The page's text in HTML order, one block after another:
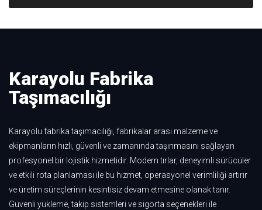
Karayolu Fabrika
Taşımacılığı
Karayolu fabrika taşımacılığı, fabrikalar arası malzeme ve
ekipmanların hızlı, güvenli ve zamanında taşınmasını sağlayan
profesyonel bir lojistik hizmetidir. Modern tırlar, deneyimli sürücüler
ve etkili rota planlaması ile bu hizmet, operasyonel verimliliği artırır
ve üretim süreçlerinin kesintisiz devam etmesine olanak tanır.
Güvenli yükleme, takip sistemleri ve sigorta seçenekleri ile